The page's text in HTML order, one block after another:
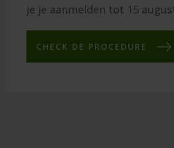
je je aanmelden tot 15
CHECK DE PROCEDURE